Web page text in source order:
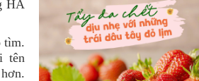
HA
tìm.
tên